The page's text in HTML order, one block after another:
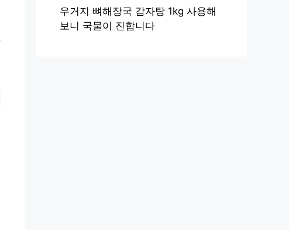
우거지 뼈해장국 감자탕 1kg 사용해
보니 국물이 진합니다